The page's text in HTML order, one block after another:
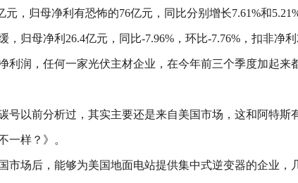
，归母净利有恐怖的76亿元，同比分别增长7.61%和
归母净利26.4亿元，同比-7.96%，环比-7.76%，扣非净利
利润，任何一家光伏主材企业，在今年前三个季度加起
号以前分析过，其实主要还是来自美国市场，这和阿特
一样？》。
市场后，能够为美国地面电站提供集中式逆变器的企业，